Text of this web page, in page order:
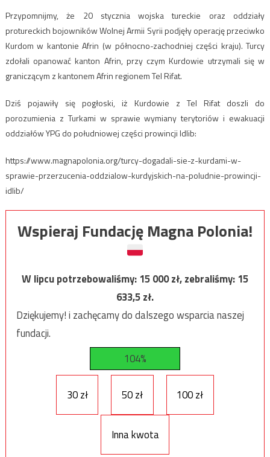
Przypomnijmy, że 20 stycznia wojska tureckie oraz oddziały
protureckich bojowników Wolnej Armii Syrii podjęły operację przeciwko
Kurdom w kantonie Afrin (w północno-zachodniej części kraju). Turcy
zdołali opanować kanton Afrin, przy czym Kurdowie utrzymali się w
graniczącym z kantonem Afrin regionem Tel Rifat.
Dziś pojawiły się pogłoski, iż Kurdowie z Tel Rifat doszli do
porozumienia z Turkami w sprawie wymiany terytoriów i ewakuacji
oddziałów YPG do południowej części prowincji Idlib:
https://www.magnapolonia.org/turcy-dogadali-sie-z-kurdami-w-
sprawie-przerzucenia-oddzialow-kurdyjskich-na-poludnie-prowincji-
idlib/
Wspieraj Fundację Magna Polonia!
W lipcu potrzebowaliśmy:15 000zł, zebraliśmy:15
633,5zł.
Dziękujemy! i zachęcamy do dalszego wsparcia naszej
fundacji.
104%
30 zł 50 zł 100 zł
Inna kwota